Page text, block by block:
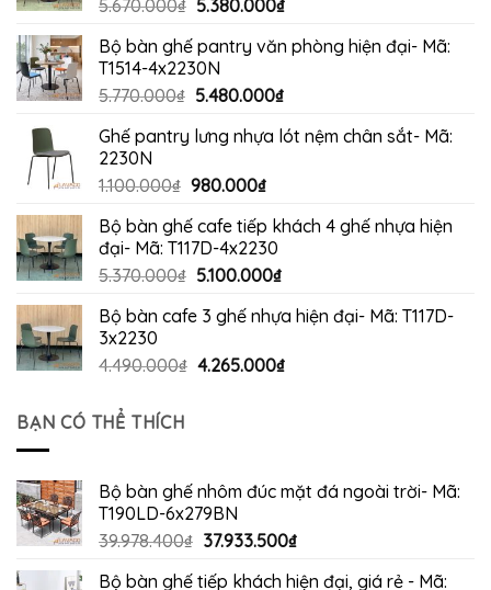
5.670.000₫ Giá
là:
5.670.000₫.
5.380.000₫Giá
tại
5.380.000₫.
Bộ bàn ghế pantry văn phòng hiện đại- Mã:
T1514-4x2230N
5.770.000₫ Giá
là:
5.480.000₫Giá
tại
Ghế pantry lưng nhựa lót nệm chân sắt- Mã:
2230N
1.100.000₫ Giá
là:
1.100.000₫.
980.000₫Giá
tại
là:
980.000₫.
Bộ bàn ghế cafe tiếp khách 4 ghế nhựa hiện
đại- Mã: T117D-4x2230
5.370.000₫ Giá
là:
5.100.000₫Giá
tại
5.100.000₫.
Bộ bàn cafe 3 ghế nhựa hiện đại- Mã: T117D-
3x2230
4.490.000₫ Giá
4.265.000₫Giá
BẠN CÓ THỂ THÍCH
Bộ bàn ghế nhôm đúc mặt đá ngoài trời- Mã:
T190LD-6x279BN
39.978.400₫ Giá
là:
37.933.500₫Giá
tại
Bộ bàn ghế tiếp khách hiện đại, giá rẻ - Mã: